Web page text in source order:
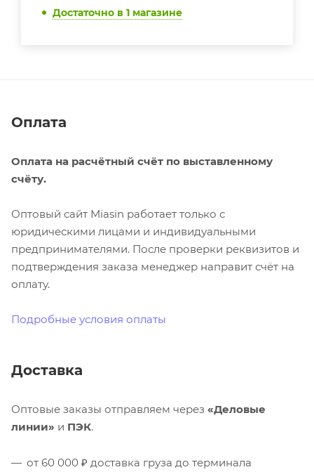
Достаточно в 1 магазине
Оплата
Оплата на расчётный счёт по выставленному
счёту.
Оптовый сайт Miasin работает только с
юридическими лицами и индивидуальными
предпринимателями. После проверки реквизитов и
подтверждения заказа менеджер направит счёт на
оплату.
Подробные условия оплаты
Доставка
Оптовые заказы отправляем через «Деловые
линии» и ПЭК.
от 60 000 ₽ доставка груза до терминала